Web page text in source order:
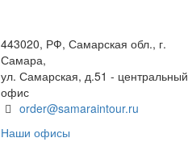
443020, РФ, Самарская обл., г.
Самара,
ул. Самарская, д.51 - центральный
офис
order@samaraintour.ru
Наши офисы